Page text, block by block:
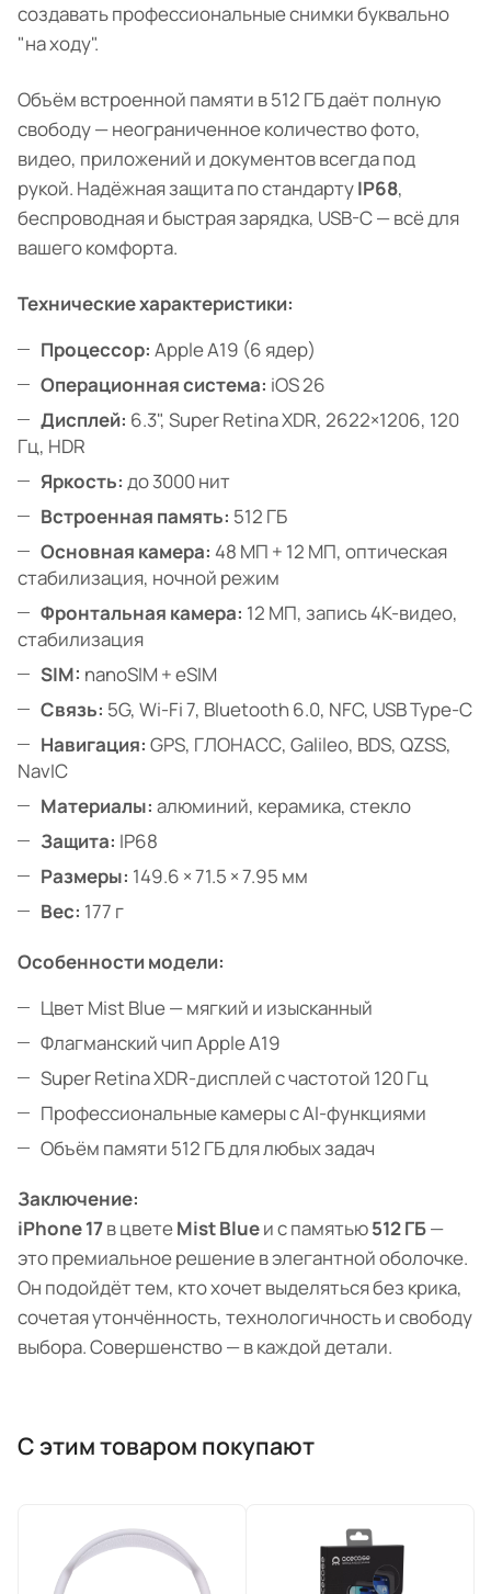
создавать профессиональные снимки буквально
"на ходу".
Объём встроенной памяти в 512 ГБ даёт полную
свободу — неограниченное количество фото,
видео, приложений и документов всегда под
рукой. Надёжная защита по стандартуIP68,
беспроводная и быстрая зарядка, USB-C — всё для
вашего комфорта.
Технические характеристики:
Процессор: Apple A19 (6 ядер)
Операционная система: iOS 26
Дисплей: 6.3", Super Retina XDR, 2622×1206, 120
Гц, HDR
Яркость: до 3000 нит
Встроенная память: 512 ГБ
Основная камера: 48 МП + 12 МП, оптическая
стабилизация, ночной режим
Фронтальная камера: 12 МП, запись 4K-видео,
стабилизация
SIM: nanoSIM + eSIM
Связь: 5G, Wi-Fi 7, Bluetooth 6.0, NFC, USB Type-C
Навигация: GPS, ГЛОНАСС, Galileo, BDS, QZSS,
NavIC
Материалы: алюминий, керамика, стекло
Защита: IP68
Размеры: 149.6 × 71.5 × 7.95 мм
Вес: 177 г
Особенности модели:
Цвет Mist Blue — мягкий и изысканный
Флагманский чип Apple A19
Super Retina XDR-дисплей с частотой 120 Гц
Профессиональные камеры с AI-функциями
Объём памяти 512 ГБ для любых задач
Заключение:
iPhone 17в цветеMist Blueи с памятью512 ГБ—
это премиальное решение в элегантной оболочке.
Он подойдёт тем, кто хочет выделяться без крика,
сочетая утончённость, технологичность и свободу
выбора. Совершенство — в каждой детали.
С этим товаром покупают